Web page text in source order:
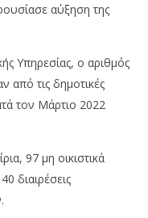
αύξηση της
Υπηρεσίας, ο αριθμός
από τις δημοτικές
τον Μάρτιο 2022
97 μη οικιστικά
διαιρέσεις